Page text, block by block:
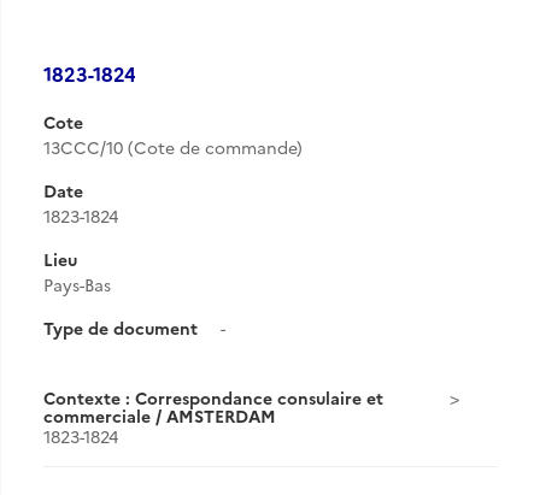
1823-1824
Cote
13CCC/10 (Cote de commande)
Date
1823-1824
Lieu
Pays-Bas
Type de document
-
Contexte : Correspondance consulaire et
commerciale / AMSTERDAM
1823-1824